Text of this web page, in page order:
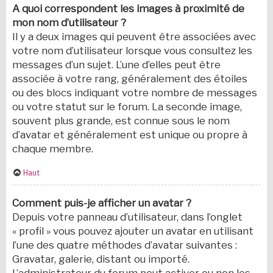
A quoi correspondent les images à proximité de
mon nom d’utilisateur ?
Il y a deux images qui peuvent être associées avec
votre nom d’utilisateur lorsque vous consultez les
messages d’un sujet. L’une d’elles peut être
associée à votre rang, généralement des étoiles
ou des blocs indiquant votre nombre de messages
ou votre statut sur le forum. La seconde image,
souvent plus grande, est connue sous le nom
d’avatar et généralement est unique ou propre à
chaque membre.
Haut
Comment puis-je afficher un avatar ?
Depuis votre panneau d’utilisateur, dans l’onglet
« profil » vous pouvez ajouter un avatar en utilisant
l’une des quatre méthodes d’avatar suivantes :
Gravatar, galerie, distant ou importé.